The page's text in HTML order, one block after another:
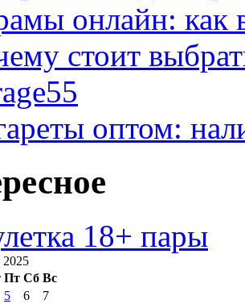
онлайн: как
стоит
оптом:
18+ пары
2025
Пт Сб Вс
5 6
7